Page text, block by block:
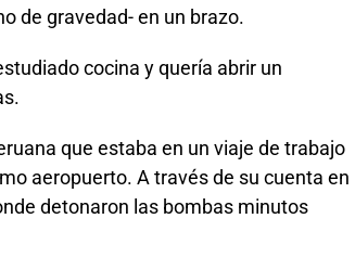
de gravedad- en un brazo.
cocina y quería abrir un
que estaba en un viaje de trabajo
aeropuerto. A través de su cuenta en
detonaron las bombas minutos